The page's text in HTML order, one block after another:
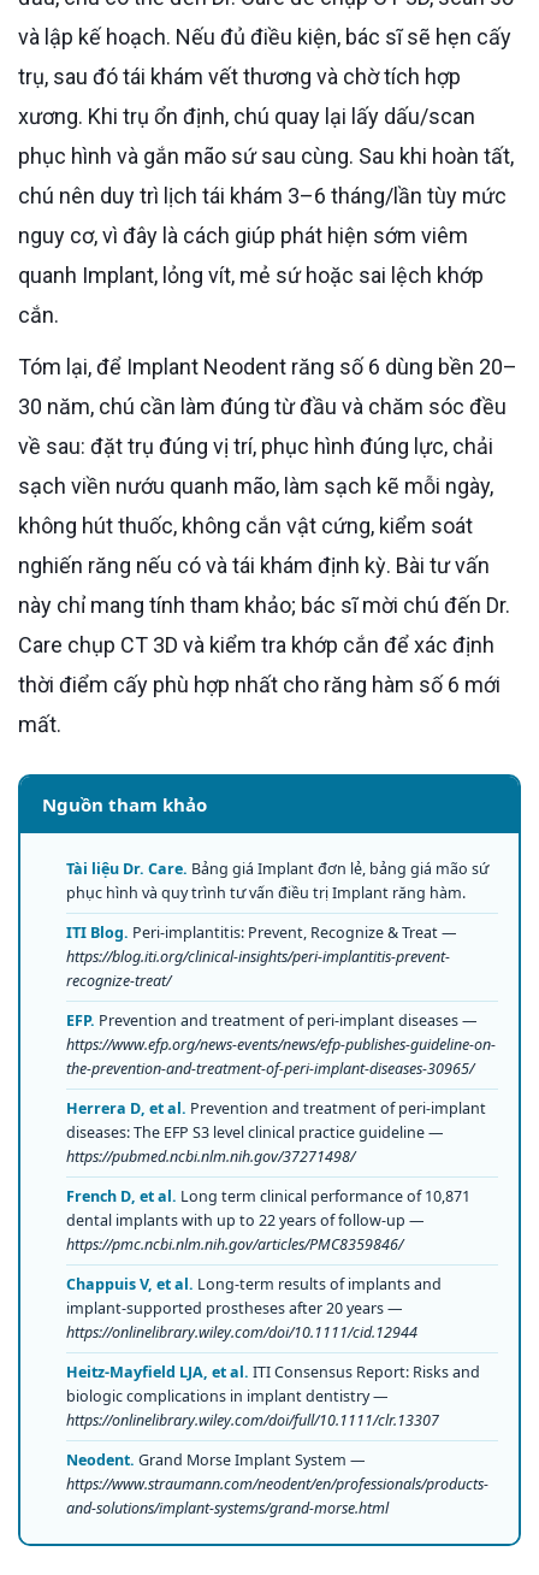
và lập kế hoạch. Nếu đủ điều kiện, bác sĩ sẽ hẹn cấy
trụ, sau đó tái khám vết thương và chờ tích hợp
xương. Khi trụ ổn định, chú quay lại lấy dấu/scan
phục hình và gắn mão sứ sau cùng. Sau khi hoàn tất,
chú nên duy trì lịch tái khám 3–6 tháng/lần tùy mức
nguy cơ, vì đây là cách giúp phát hiện sớm viêm
quanh Implant, lỏng vít, mẻ sứ hoặc sai lệch khớp
cắn.
Tóm lại, để Implant Neodent răng số 6 dùng bền 20–
30 năm, chú cần làm đúng từ đầu và chăm sóc đều
về sau: đặt trụ đúng vị trí, phục hình đúng lực, chải
sạch viền nướu quanh mão, làm sạch kẽ mỗi ngày,
không hút thuốc, không cắn vật cứng, kiểm soát
nghiến răng nếu có và tái khám định kỳ. Bài tư vấn
này chỉ mang tính tham khảo; bác sĩ mời chú đến Dr.
Care chụp CT 3D và kiểm tra khớp cắn để xác định
thời điểm cấy phù hợp nhất cho răng hàm số 6 mới
mất.
Nguồn tham khảo
Tài liệu Dr. Care. Bảng giá Implant đơn lẻ, bảng giá mão sứ
phục hình và quy trình tư vấn điều trị Implant răng hàm.
ITI Blog. Peri-implantitis: Prevent, Recognize & Treat —
https://blog.iti.org/clinical-insights/peri-implantitis-prevent-
recognize-treat/
EFP. Prevention and treatment of peri-implant diseases —
https://www.efp.org/news-events/news/efp-publishes-guideline-on-
the-prevention-and-treatment-of-peri-implant-diseases-30965/
Herrera D, et al. Prevention and treatment of peri-implant
diseases: The EFP S3 level clinical practice guideline —
https://pubmed.ncbi.nlm.nih.gov/37271498/
French D, et al. Long term clinical performance of 10,871
dental implants with up to 22 years of follow-up —
https://pmc.ncbi.nlm.nih.gov/articles/PMC8359846/
Chappuis V, et al. Long-term results of implants and
implant-supported prostheses after 20 years —
https://onlinelibrary.wiley.com/doi/10.1111/cid.12944
Heitz-Mayfield LJA, et al. ITI Consensus Report: Risks and
biologic complications in implant dentistry —
https://onlinelibrary.wiley.com/doi/full/10.1111/clr.13307
Neodent. Grand Morse Implant System —
https://www.straumann.com/neodent/en/professionals/products-
and-solutions/implant-systems/grand-morse.html